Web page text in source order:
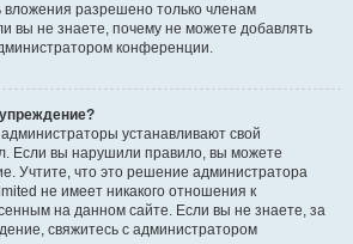
вложения разрешено только членам
вы не знаете, почему не можете добавлять
конференции.
устанавливают свой
Если вы нарушили правило, вы можете
Учтите, что это решение администратора
не имеет никакого отношения к
на данном сайте. Если вы не знаете, за
свяжитесь с администратором